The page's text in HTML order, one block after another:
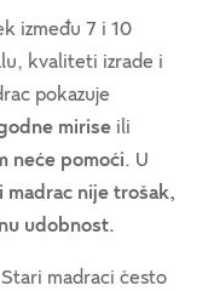
između 7 i 10
kvaliteti izrade i
pokazuje
mirise ili
neće pomoći. U
madrac nije trošak,
udobnost.
madraci često